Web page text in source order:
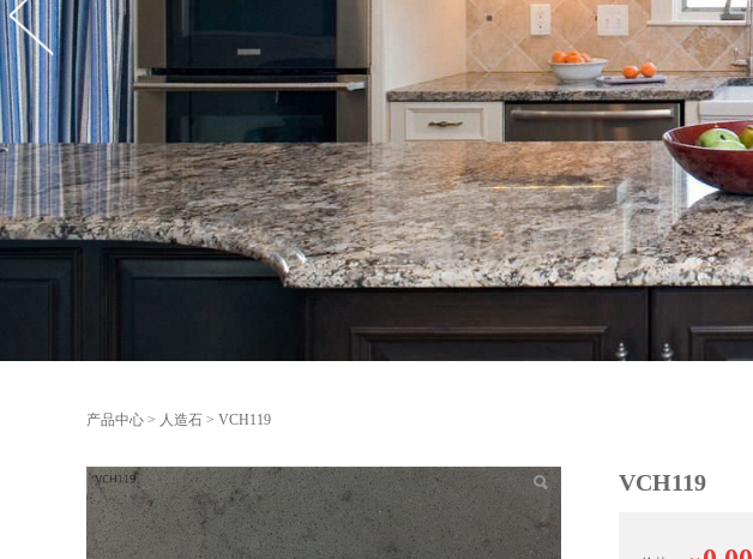
VCH119
产品中心 > 人造石 > VCH119
VCH119